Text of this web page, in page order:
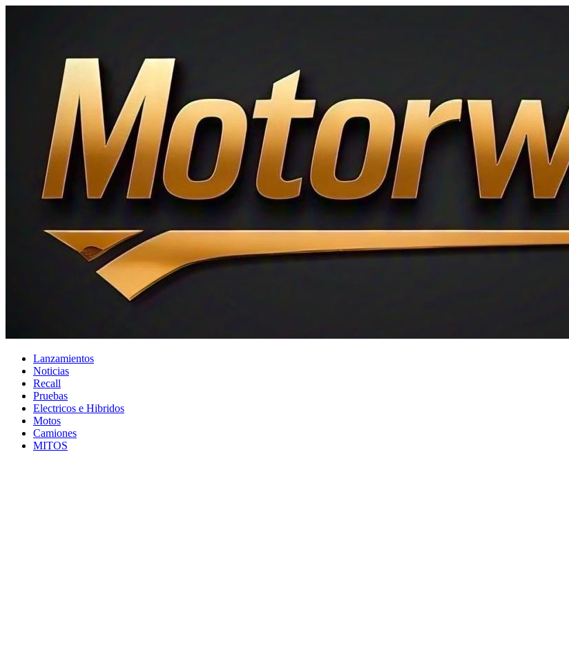
Lanzamientos
Noticias
Recall
Pruebas
Electricos e Hibridos
Motos
Camiones
MITOS